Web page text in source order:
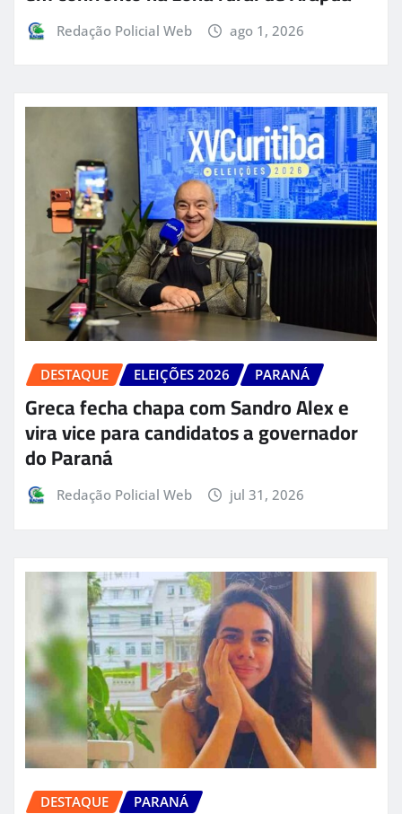
Redação Policial Web ago 1, 2026
DESTAQUE ELEIÇÕES 2026 PARANÁ
Greca fecha chapa com Sandro Alex e
vira vice para candidatos a governador
do Paraná
Redação Policial Web jul 31, 2026
DESTAQUE PARANÁ